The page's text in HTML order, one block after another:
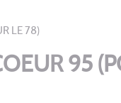
LE 78)
95